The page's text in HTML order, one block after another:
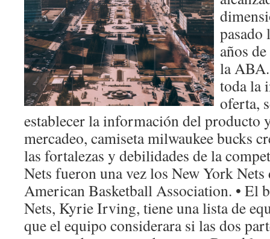
años
la
toda la
oferta,
establecer la información del producto
mercadeo, camiseta milwaukee bucks
las fortalezas y debilidades de la
Nets fueron una vez los New York
American Basketball Association. • El
Nets, Kyrie Irving, tiene una lista de
que el equipo considerara si las dos